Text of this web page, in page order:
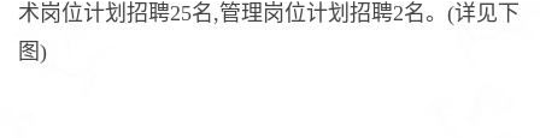
术岗位计划招聘25名,管理岗位计划招聘2名。(详见下
图)